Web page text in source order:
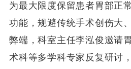
为最大限度保留患者胃部正
功能，规避传统手术创伤大
弊端，科室主任李泓俊邀请
术科等多学科专家反复研讨